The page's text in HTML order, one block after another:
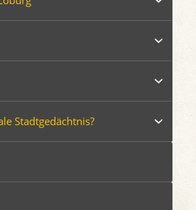
Stadtgedächtnis?